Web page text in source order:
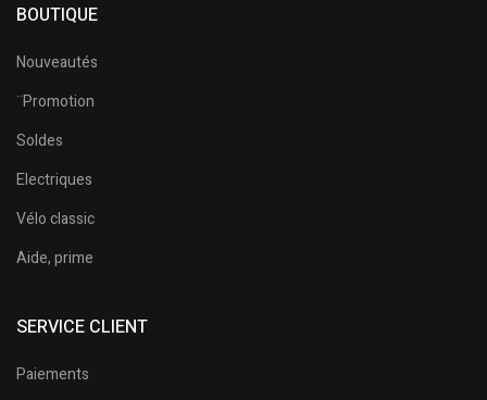
BOUTIQUE
Nouveautés
¨Promotion
Soldes
Electriques
Vélo classic
Aide, prime
SERVICE CLIENT
Paiements